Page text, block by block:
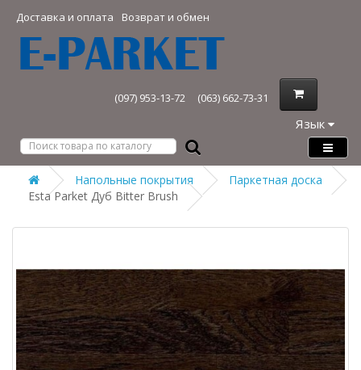
Доставка и оплата Возврат и обмен
(097) 953-13-72 (063) 662-73-31
Язык
Напольные покрытия
Паркетная доска
Esta Parket Дуб Bitter Brush